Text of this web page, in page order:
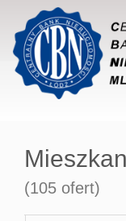
(105 ofert)